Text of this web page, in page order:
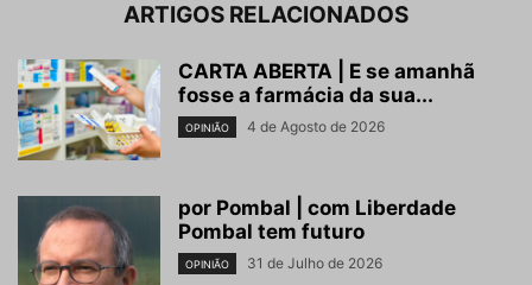
ARTIGOS RELACIONADOS
CARTA ABERTA | E se amanhã
fosse a farmácia da sua...
OPINIÃO 4 de Agosto de 2026
por Pombal | com Liberdade
Pombal tem futuro
OPINIÃO 31 de Julho de 2026